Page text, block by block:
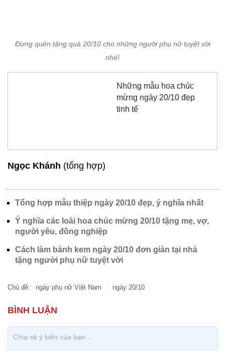
Đừng quên tặng quà 20/10 cho những người phụ nữ tuyệt vời
nhé!
Những mẫu hoa chúc
mừng ngày 20/10 đẹp
tinh tế
Ngọc Khánh (tổng hợp)
Tổng hợp mẫu thiệp ngày 20/10 đẹp, ý nghĩa nhất
Ý nghĩa các loài hoa chúc mừng 20/10 tặng mẹ, vợ,
người yêu, đồng nghiệp
Cách làm bánh kem ngày 20/10 đơn giản tại nhà
tặng người phụ nữ tuyệt vời
Chủ đề: ngày phụ nữ Việt Nam ngày 20/10